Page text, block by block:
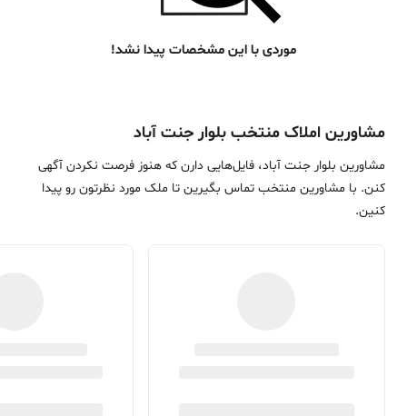
موردی با این مشخصات پیدا نشد!
مشاورین املاک منتخب بلوار جنت آباد
مشاورین بلوار جنت آباد، فایل‌هایی دارن که هنوز فرصت نکردن آگهی
کنن. با مشاورین منتخب تماس بگیرین تا ملک مورد نظرتون رو پیدا
کنین.